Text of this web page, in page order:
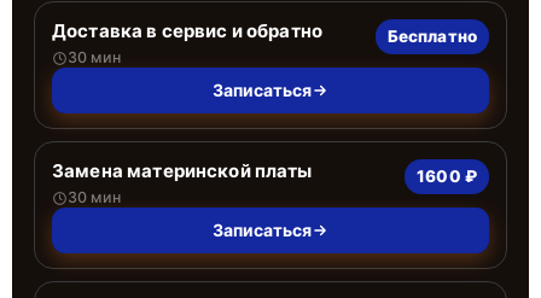
Доставка в сервис и обратно
30 мин
Бесплатно
Записаться
Замена материнской платы
30 мин
1600 ₽
Записаться